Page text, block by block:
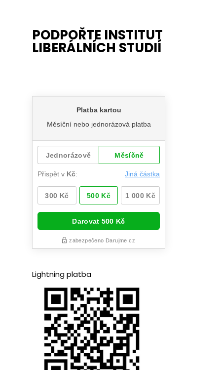
PODPOŘTE INSTITUT
LIBERÁLNÍCH STUDIÍ
Lightning platba